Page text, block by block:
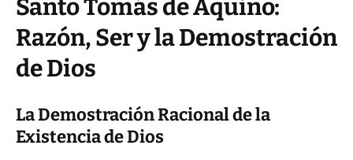
Santo Tomás de Aquino:
Razón, Ser y la Demostración
de Dios
La Demostración Racional de la
Existencia de Dios